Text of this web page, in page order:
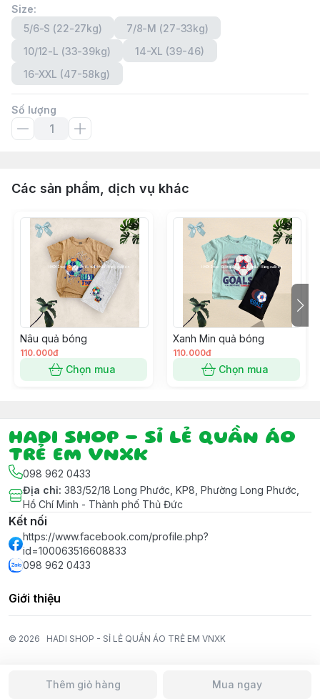
Size:
5/6-S (22-27kg)
7/8-M (27-33kg)
10/12-L (33-39kg)
14-XL (39-46)
16-XXL (47-58kg)
Số lượng
Thêm giỏ hàng Mua ngay
Các sản phẩm, dịch vụ khác
Nâu quả bóng
110.000đ
Chọn mua
Xanh Min quả bóng
110.000đ
Chọn mua
HADI SHOP - SỈ LẺ QUẦN ÁO
TRẺ EM VNXK
098 962 0433
Địa chỉ: 383/52/18 Long Phước, KP8, Phường Long Phước,
Hồ Chí Minh - Thành phố Thủ Đức
Kết nối
https://www.facebook.com/profile.php?
id=100063516608833
098 962 0433
Giới thiệu
© 2026 HADI SHOP - SỈ LẺ QUẦN ÁO TRẺ EM VNXK